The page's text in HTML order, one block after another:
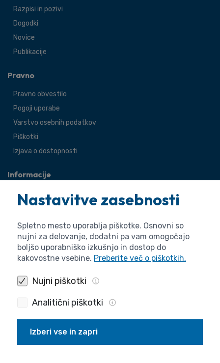
Razpisi in pozivi
Dogodki
Novice
Publikacije
Pravno
Pravno obvestilo
Pogoji uporabe
Varstvo osebnih podatkov
Piškotki
Izjava o dostopnosti
Informacije
O agenciji
Splošne zadeve
Pravne zadeve
Nastavitve zasebnosti
Spletno mesto uporablja piškotke. Osnovni so
nujni za delovanje, dodatni pa vam omogočajo
boljšo uporabniško izkušnjo in dostop do
kakovostne vsebine. Preberite več o piškotkih.
Nujni piškotki
Analitični piškotki
Izberi vse in zapri